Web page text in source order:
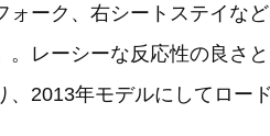
ーク、右シートステイな
レーシーな反応性の良さ
2013年モデルにしてロー